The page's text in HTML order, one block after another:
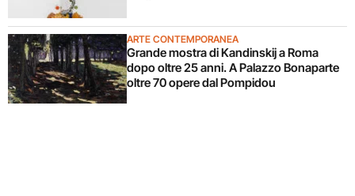
ARTE CONTEMPORANEA
Grande mostra di Kandinskij a Roma
dopo oltre 25 anni. A Palazzo Bonaparte
oltre 70 opere dal Pompidou